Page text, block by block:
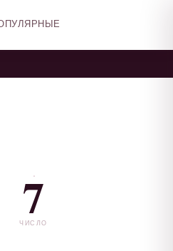
7
ЧИСЛО